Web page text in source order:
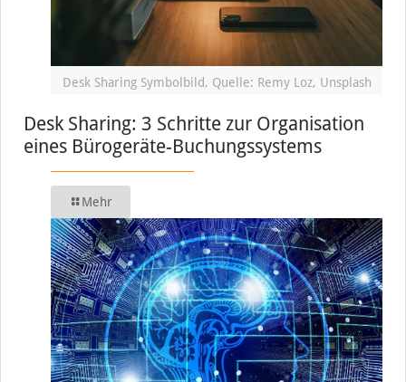
Desk Sharing Symbolbild, Quelle: Remy Loz, Unsplash
Desk Sharing: 3 Schritte zur Organisation
eines Bürogeräte-Buchungssystems
Mehr